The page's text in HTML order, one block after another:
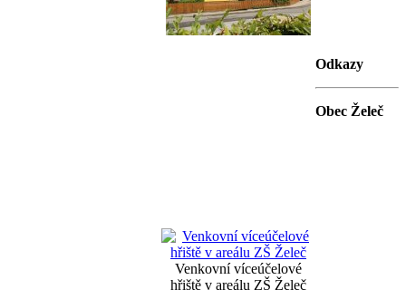
Venkovní víceúčelové
hřiště v areálu ZŠ Želeč
Odkazy
Obec Želeč